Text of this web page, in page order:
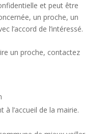
et peut être
un proche, un
l’accord de l’intéressé.
un proche, contactez
l’accueil de la mairie.